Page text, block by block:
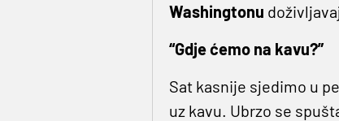
Washingtonu
“Gdje ćemo na kavu?”
Sat kasnije sjedimo u
uz kavu. Ubrzo se